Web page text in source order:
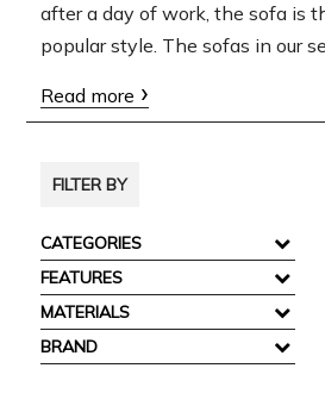
after a day of work, the sofa is
popular style. The sofas in our
Read more
FILTER BY
CATEGORIES
FEATURES
MATERIALS
BRAND